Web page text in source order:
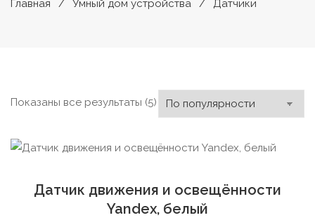
Главная Умный дом устройства Датчики
Показаны все результаты (5) Сортировка:
по
Датчик движения и освещённости
Yandex, белый